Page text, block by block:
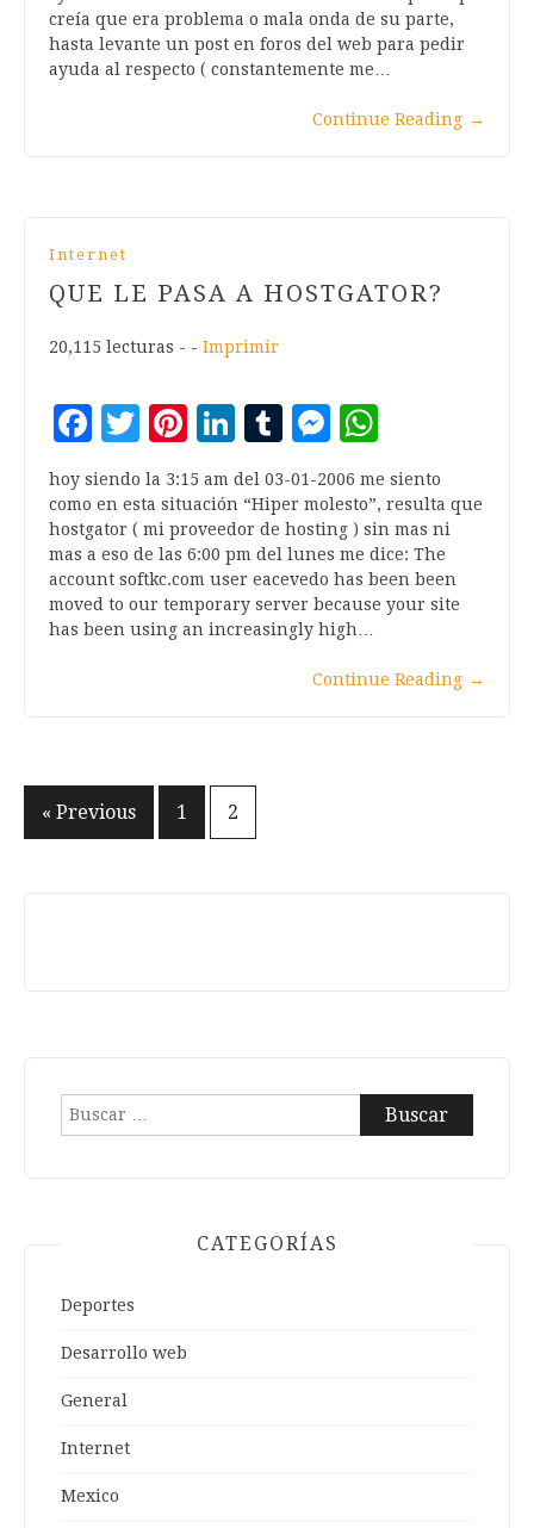
creía que era problema o mala onda de su parte,
hasta levante un post en foros del web para pedir
ayuda al respecto ( constantemente me…
Continue Reading →
Internet
QUE LE PASA A HOSTGATOR?
20,115 lecturas - - Imprimir
Facebook
Twitter
Pinterest
LinkedIn
Tumblr
Messenger
hoy siendo la 3:15 am del 03-01-2006 me siento
como en esta situación “Hiper molesto”, resulta que
hostgator ( mi proveedor de hosting ) sin mas ni
mas a eso de las 6:00 pm del lunes me dice: The
account softkc.com user eacevedo has been been
moved to our temporary server because your site
has been using an increasingly high…
Continue Reading →
Paginación
« Previous 1 2
Buscar:
CATEGORÍAS
Deportes
Desarrollo web
General
Internet
Mexico